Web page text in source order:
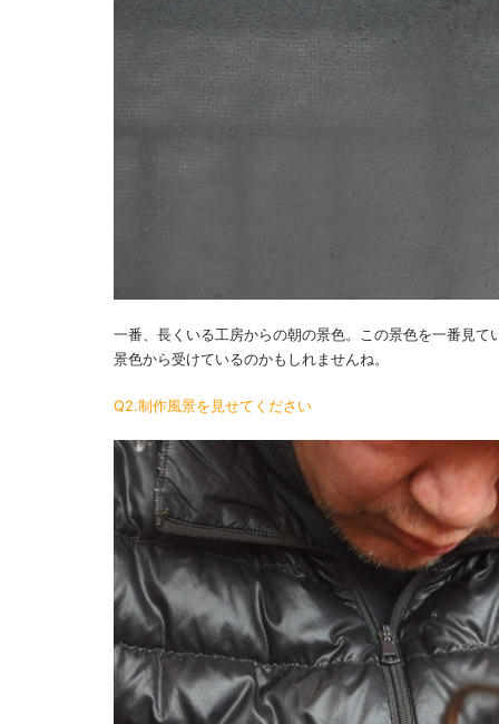
一番、長くいる工房からの朝の景色。この景色を一番見
景色から受けているのかもしれませんね。
Q2.制作風景を見せてください